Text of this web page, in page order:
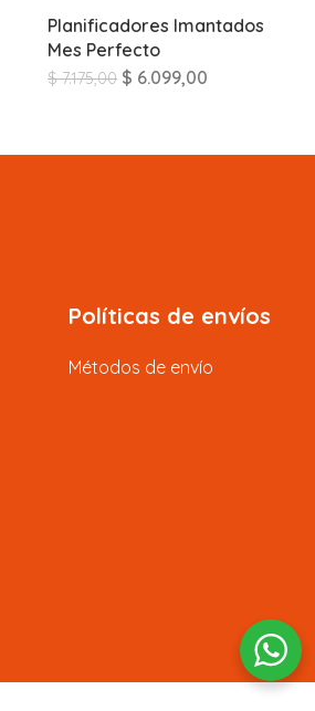
Planificadores Imantados
Mes Perfecto
$7.175,00 $ 6.099,00
Políticas de envíos
Métodos de envío